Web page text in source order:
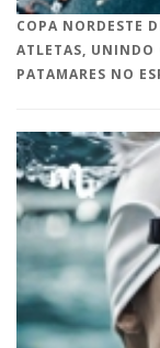
COPA NORDESTE
ATLETAS, UNINDO
PATAMARES NO